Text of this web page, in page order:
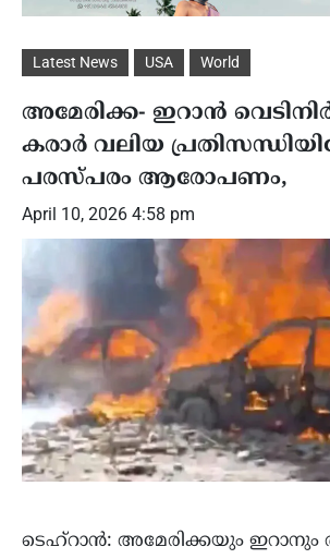
Latest News USA World
അമേരിക്ക- ഇറാൻ
കരാർ വലിയ
പരസ്പരം ആരോപണം,
April 10, 2026 4:58 pm
ടെഹ്‌റാൻ: അമേരിക്കയും ഇറാനും